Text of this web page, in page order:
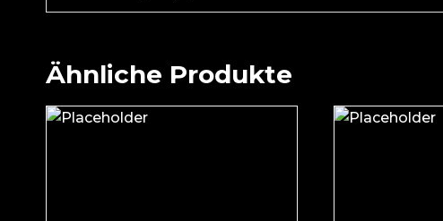
Ähnliche Produkte